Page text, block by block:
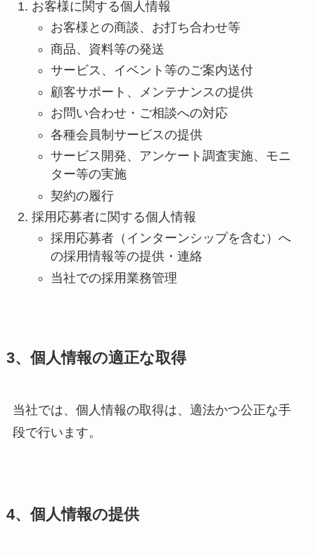
お客様に関する個人情報
お客様との商談、お打ち合わせ等
商品、資料等の発送
サービス、イベント等のご案内送付
顧客サポート、メンテナンスの提供
お問い合わせ・ご相談への対応
各種会員制サービスの提供
サービス開発、アンケート調査実施、モニ
ター等の実施
契約の履行
採用応募者に関する個人情報
採用応募者（インターンシップを含む）へ
の採用情報等の提供・連絡
当社での採用業務管理
3、個人情報の適正な取得
当社では、個人情報の取得は、適法かつ公正な手
段で行います。
4、個人情報の提供